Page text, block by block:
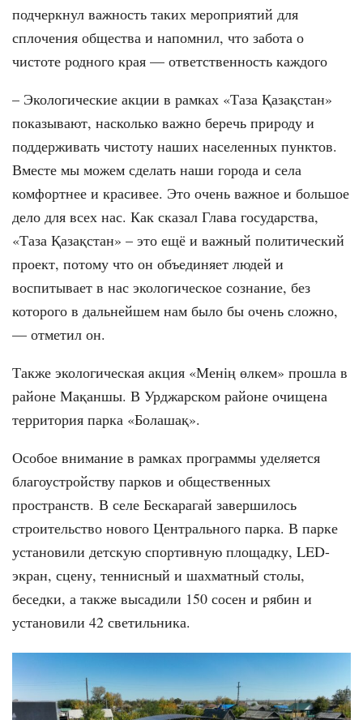
подчеркнул важность таких мероприятий для
сплочения общества и напомнил, что забота о
чистоте родного края — ответственность каждого
– Экологические акции в рамках «Таза Қазақстан»
показывают, насколько важно беречь природу и
поддерживать чистоту наших населенных пунктов.
Вместе мы можем сделать наши города и села
комфортнее и красивее. Это очень важное и большое
дело для всех нас. Как сказал Глава государства,
«Таза Қазақстан» – это ещё и важный политический
проект, потому что он объединяет людей и
воспитывает в нас экологическое сознание, без
которого в дальнейшем нам было бы очень сложно,
— отметил он.
Также экологическая акция «Менің өлкем» прошла в
районе Мақаншы. В Урджарском районе очищена
территория парка «Болашақ».
Особое внимание в рамках программы уделяется
благоустройству парков и общественных
пространств. В селе Бескарагай завершилось
строительство нового Центрального парка. В парке
установили детскую спортивную площадку, LED-
экран, сцену, теннисный и шахматный столы,
беседки, а также высадили 150 сосен и рябин и
установили 42 светильника.